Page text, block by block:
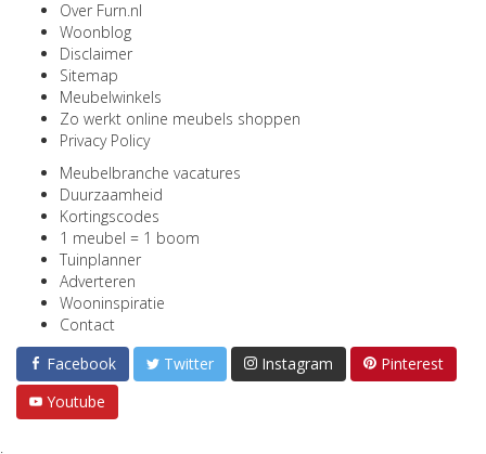
Over Furn.nl
Woonblog
Disclaimer
Sitemap
Meubelwinkels
Zo werkt online meubels shoppen
Privacy Policy
Meubelbranche vacatures
Duurzaamheid
Kortingscodes
1 meubel = 1 boom
Tuinplanner
Adverteren
Wooninspiratie
Contact
Facebook
Twitter Instagram
Pinterest
Youtube